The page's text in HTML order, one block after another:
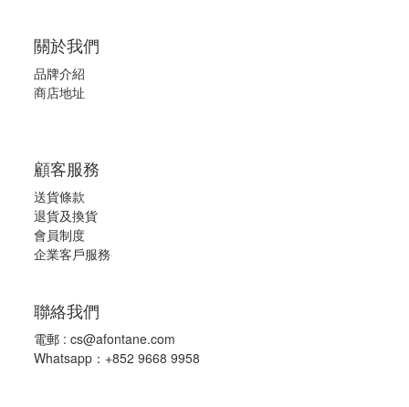
關於我們
品牌介紹
商店地址
顧客服務
送貨條款
退貨及換貨
會員制度
企業客戶服務
聯絡我們
電郵 : cs@afontane.com
Whatsapp：+852 9668 9958